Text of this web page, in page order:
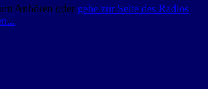
Anhören oder gehe zur Seite des Radios